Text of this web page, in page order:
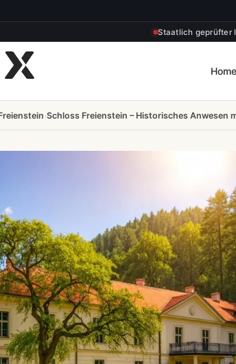
Staatlich geprüfter
Home
›Schloss Freienstein – Historisches Anwesen